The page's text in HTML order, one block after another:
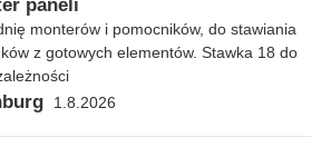
paneli
monterów i pomocników, do stawiania
z gotowych elementów. Stawka 18 do
1.8.2026